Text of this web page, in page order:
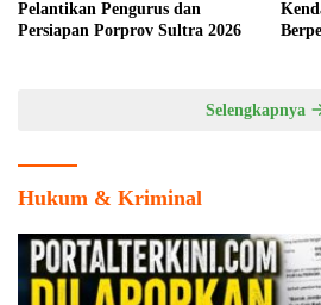
Pelantikan Pengurus dan
Persiapan Porprov Sultra 2026
Selengkapnya
Hukum & Kriminal